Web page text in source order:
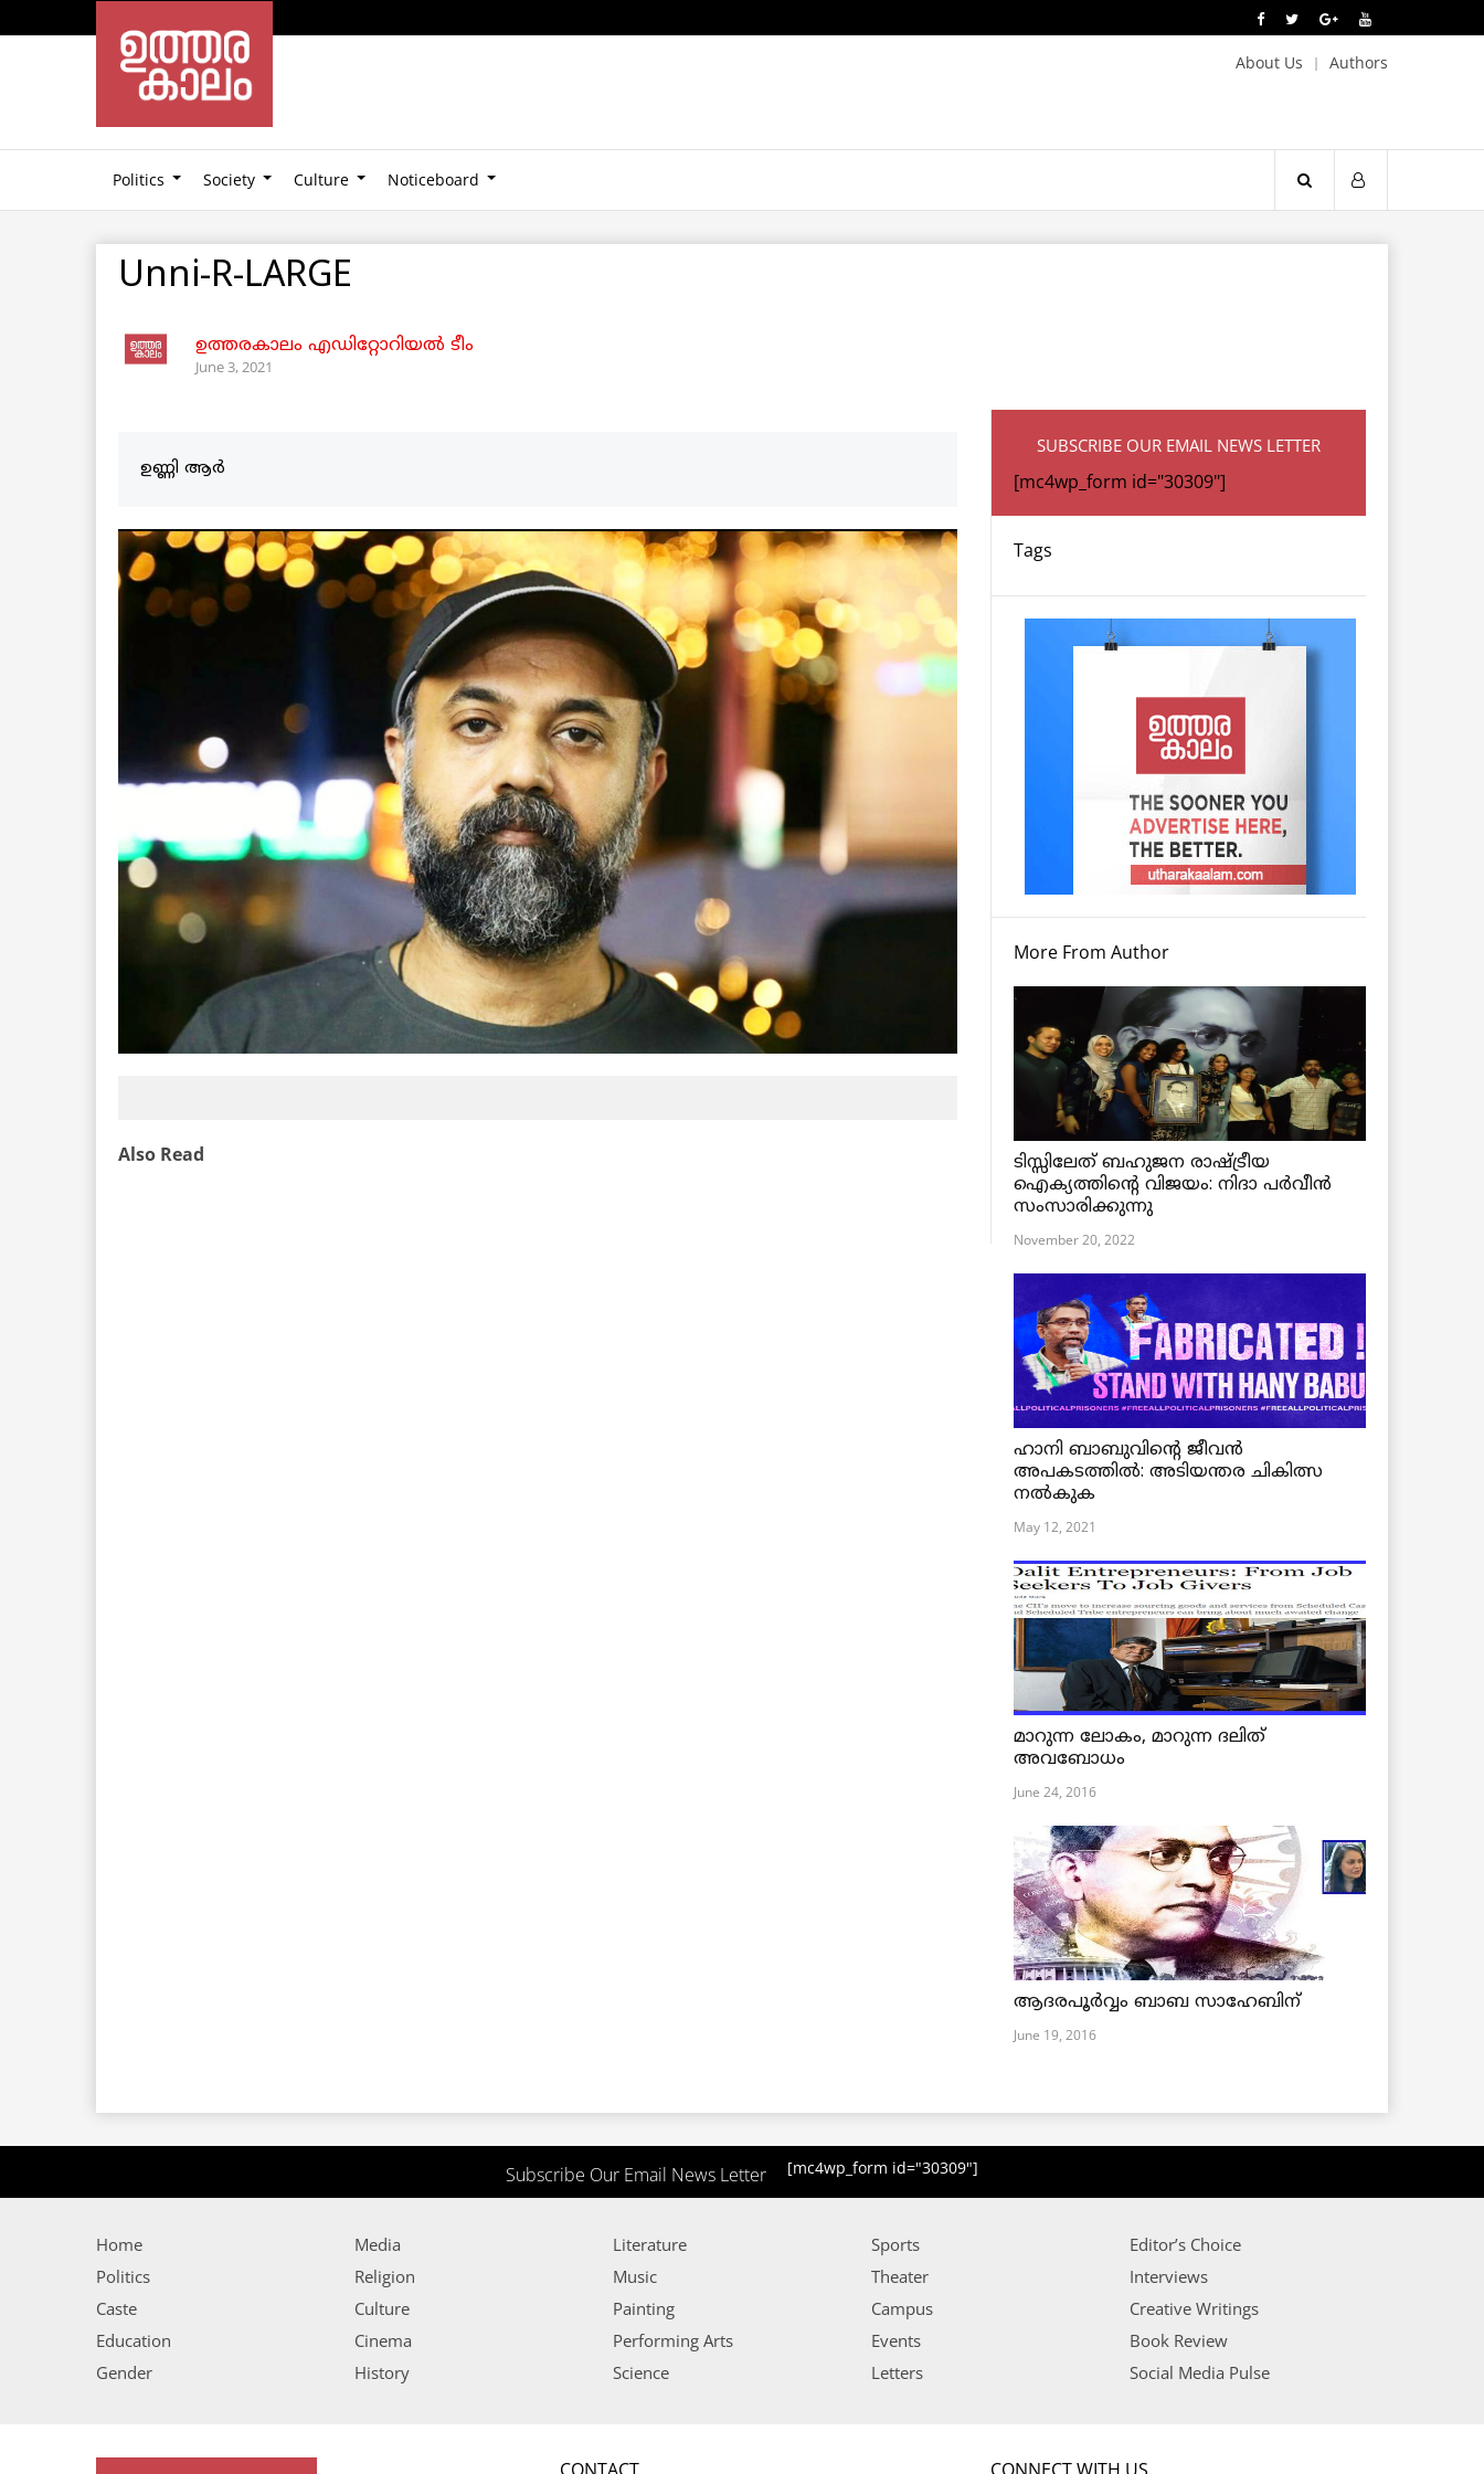
About Us Authors
Politics Society Culture Noticeboard
Unni-R-LARGE
ഉത്തരകാലം എഡിറ്റോറിയല്‍ ടീം
June 3, 2021
ഉണ്ണി ആർ
Also Read
SUBSCRIBE OUR EMAIL NEWS LETTER
[mc4wp_form id="30309"]
Tags
More From Author
ടിസ്സിലേത് ബഹുജന രാഷ്ട്രീയ
ഐക്യത്തിന്റെ വിജയം: നിദാ പർവീൻ
സംസാരിക്കുന്നു
November 20, 2022
ഹാനി ബാബുവിന്റെ ജീവൻ
അപകടത്തിൽ: അടിയന്തര ചികിത്സ
നൽകുക
May 12, 2021
മാറുന്ന ലോകം, മാറുന്ന ദലിത്
അവബോധം
June 24, 2016
ആദരപൂര്‍വ്വം ബാബ സാഹേബിന്
June 19, 2016
Subscribe Our Email News Letter [mc4wp_form id="30309"]
Home
Politics
Caste
Education
Gender
Media
Religion
Culture
Cinema
History
Literature
Music
Painting
Performing Arts
Science
Sports
Theater
Campus
Events
Letters
Editor’s Choice
Interviews
Creative Writings
Book Review
Social Media Pulse